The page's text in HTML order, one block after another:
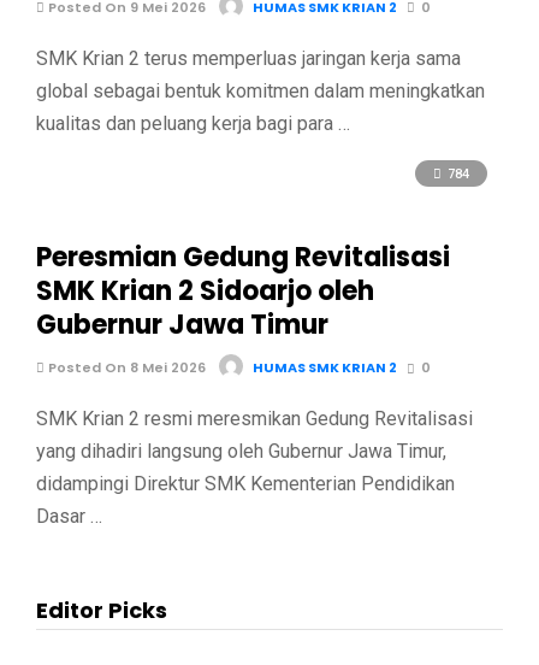
Posted On 9 Mei 2026 HUMAS SMK KRIAN 2 0
SMK Krian 2 terus memperluas jaringan kerja sama
global sebagai bentuk komitmen dalam meningkatkan
kualitas dan peluang kerja bagi para …
784
Peresmian Gedung Revitalisasi
SMK Krian 2 Sidoarjo oleh
Gubernur Jawa Timur
Posted On 8 Mei 2026 HUMAS SMK KRIAN 2 0
SMK Krian 2 resmi meresmikan Gedung Revitalisasi
yang dihadiri langsung oleh Gubernur Jawa Timur,
didampingi Direktur SMK Kementerian Pendidikan
Dasar …
Editor Picks